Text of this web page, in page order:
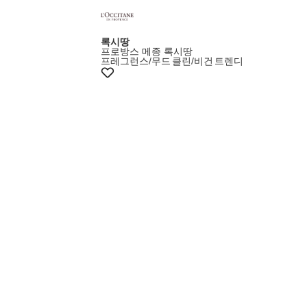
5%쿠폰+증정
록시땅
프로방스 메종 록시땅
프레그런스/무드 클린/비건 트렌디